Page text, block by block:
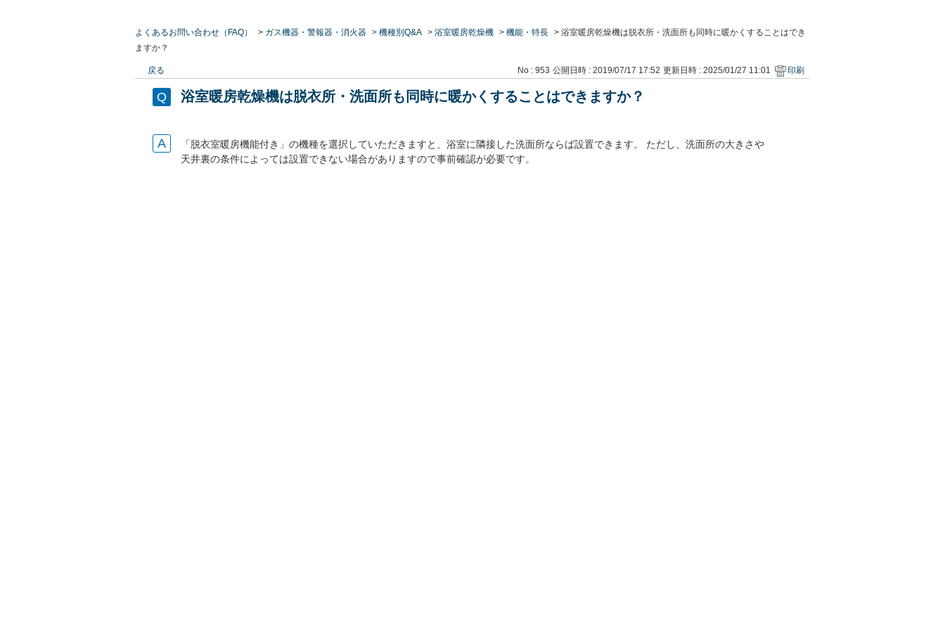
よくあるお問い合わせ（FAQ） > ガス機器・警報器・消火器 > 機種別Q&A > 浴室暖房乾燥機 > 機能・特長 > 浴室暖房乾燥機は脱衣所・洗面所も同時に暖かくすることはでき
ますか？
戻る No : 953 公開日時 : 2019/07/17 17:52 更新日時 : 2025/01/27 11:01 印刷
浴室暖房乾燥機は脱衣所・洗面所も同時に暖かくすることはできますか？
「脱衣室暖房機能付き」の機種を選択していただきますと、浴室に隣接した洗面所ならば設置できます。 ただし、洗面所の大きさや
天井裏の条件によっては設置できない場合がありますので事前確認が必要です。